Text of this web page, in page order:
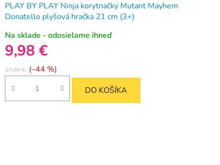
PLAY BY PLAY Ninja korytnačky Mutant Mayhem
Donatello plyšová hračka 21 cm (3+)
Na sklade - odosielame ihneď
9,98 €
17,90 € (–44 %)
DO KOŠÍKA